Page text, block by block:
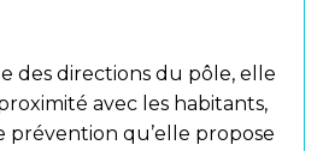
des directions du pôle, elle
avec les habitants,
prévention qu’elle propose